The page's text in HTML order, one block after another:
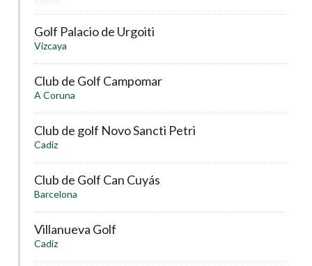
Golf Palacio de Urgoiti
Vizcaya
Club de Golf Campomar
A Coruna
Club de golf Novo Sancti Petri
Cadiz
Club de Golf Can Cuyás
Barcelona
Villanueva Golf
Cadiz